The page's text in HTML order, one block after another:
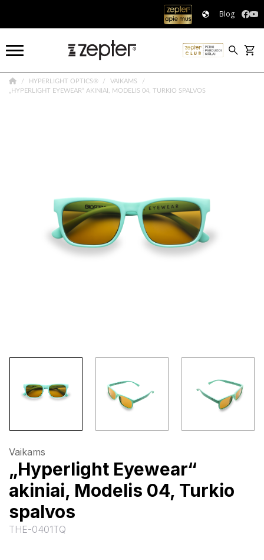
Blog
HYPERLIGHT OPTICS®
VAIKAMS
„HYPERLIGHT EYEWEAR“ AKINIAI, MODELIS 04, TURKIO SPALVOS
Vaikams
„Hyperlight Eyewear“
akiniai, Modelis 04, Turkio
spalvos
THE-0401TQ